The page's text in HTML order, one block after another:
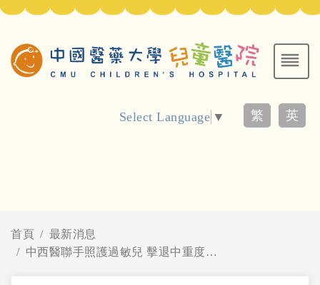
Select Language ▼ 繁 英
首頁
最新消息
中西醫聯手照護過敏兒 擊退中重度異位性皮膚炎